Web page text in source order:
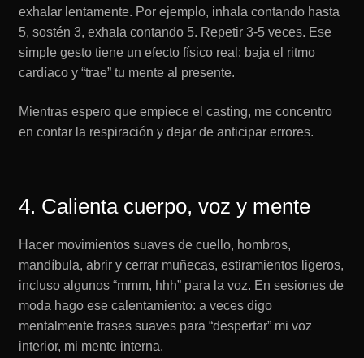
exhalar lentamente. Por ejemplo, inhala contando hasta
5, sostén 3, exhala contando 5. Repetir 3-5 veces. Ese
simple gesto tiene un efecto físico real: baja el ritmo
cardíaco y “trae” tu mente al presente.
Mientras espero que empiece el casting, me concentro
en contar la respiración y dejar de anticipar errores.
4. Calienta cuerpo, voz y mente
Hacer movimientos suaves de cuello, hombros,
mandíbula, abrir y cerrar muñecas, estiramientos ligeros,
incluso algunos “mmm, hhh” para la voz. En sesiones de
moda hago ese calentamiento: a veces digo
mentalmente frases suaves para “despertar” mi voz
interior, mi mente interna.